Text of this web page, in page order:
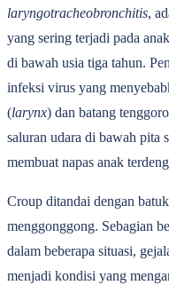
laryngotracheobronchitis,
yang sering terjadi pada
di bawah usia tiga tahun.
infeksi virus yang
(larynx) dan batang
saluran udara di bawah pita
membuat napas anak
Croup ditandai dengan
menggonggong. Sebagian
dalam beberapa situasi,
menjadi kondisi yang